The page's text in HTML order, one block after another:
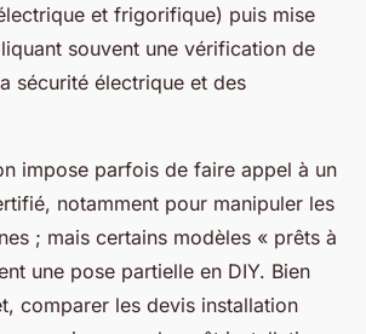
et frigorifique) puis mise
souvent une vérification de
sécurité électrique et des
impose parfois de faire appel à un
notamment pour manipuler les
; mais certains modèles « prêts à
une pose partielle en DIY. Bien
comparer les devis installation